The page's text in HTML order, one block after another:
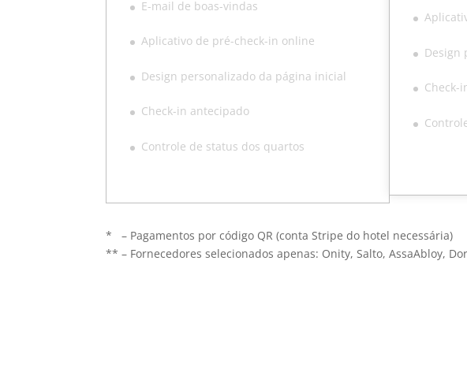
E-mail de boas-vindas
Aplicativo de pré-check-in online
Design personalizado da página inicial
Check-in antecipado
Controle de status dos quartos
Design
Check-
* – Pagamentos por código QR (conta Stripe do hotel necessária)
** – Fornecedores selecionados apenas: Onity, Salto, AssaAbloy,